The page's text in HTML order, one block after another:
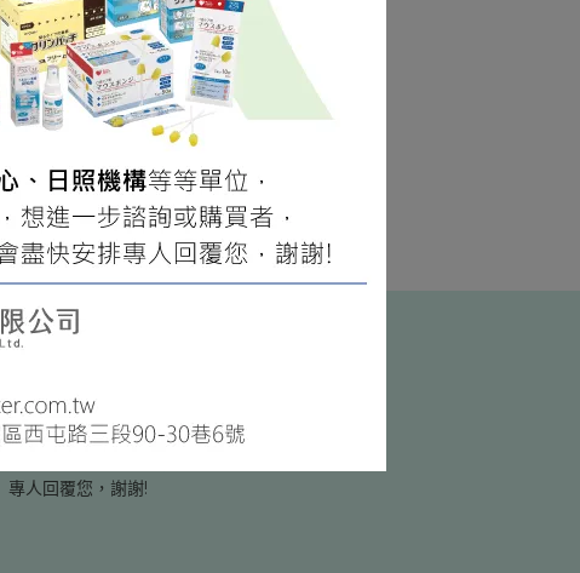
對於敝公司商品有興趣、想進一步
諮詢或購買者，
專人回覆您，謝謝!